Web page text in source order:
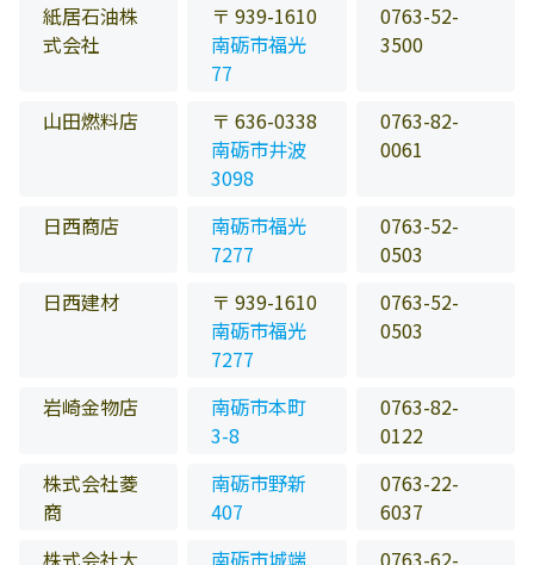
紙居石油株
式会社
〒 939-1610
南砺市福光
77
0763-52-
3500
山田燃料店
〒 636-0338
南砺市井波
3098
0763-82-
0061
日西商店
南砺市福光
7277
0763-52-
0503
日西建材
〒 939-1610
南砺市福光
7277
0763-52-
0503
岩崎金物店
南砺市本町
3-8
0763-82-
0122
株式会社菱
商
南砺市野新
407
0763-22-
6037